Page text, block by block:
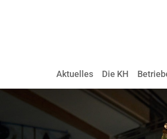
Aktuelles Die KH